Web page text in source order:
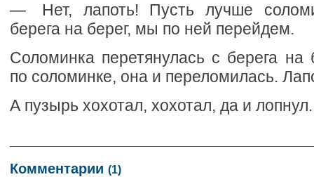
— Нет, лапоть! Пусть лучше
берега на берег, мы по ней перейдем.
Соломинка перетянулась с берега на
по соломинке, она и переломилась.
А пузырь хохотал, хохотал, да и лопнул.
Комментарии (1)